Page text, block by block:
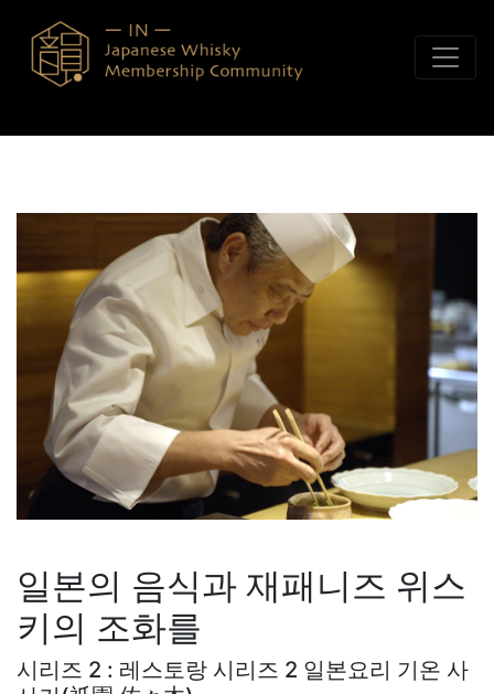
일본의 음식과 재패니즈 위스
키의 조화를
시리즈 2 : 레스토랑 시리즈 2 일본요리 기온 사